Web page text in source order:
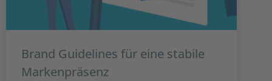
Brand Guidelines für eine stabile
Markenpräsenz